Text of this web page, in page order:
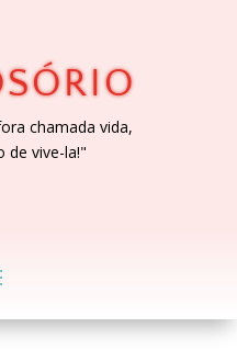
chamada vida,
de vive-la!"